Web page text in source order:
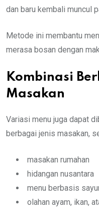
dan baru kembali muncul
Metode ini membantu
merasa bosan dengan
Kombinasi
Masakan
Variasi menu juga dapat
berbagai jenis masakan,
masakan rumahan
hidangan nusantara
menu berbasis
olahan ayam, ikan,